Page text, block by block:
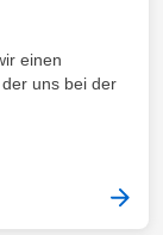
einen
uns bei der